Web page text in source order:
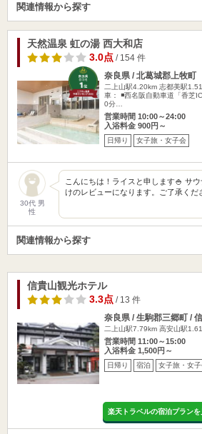
関連情報から探す
天然温泉 虹の湯 西大和店
3.0点/ 154 件
奈良県 / 北葛城郡上牧町
二上山駅4.20km 志都美駅
車： ◾️西名阪自動車道「香芝
0分…
営業時間 10:00～24:00
入浴料金 900円～
日帰り 女子旅・女子会
30代 男
性
こんにちは！ライスと申します🍚 サ
けのレビューになります。ご了承くだ
関連情報から探す
信貴山観光ホテル
3.3点/ 13 件
奈良県 / 生駒郡三郷町 /
二上山駅7.79km 高安山駅
営業時間 11:00～15:00
入浴料金 1,500円～
日帰り 宿泊 女子旅・女
楽天トラベルの宿泊プランを